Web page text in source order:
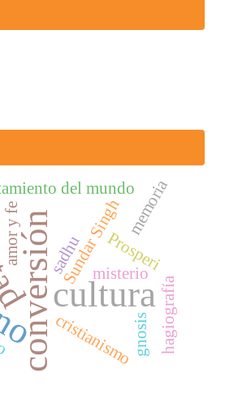
conversióncultura
Sundar SinghProsperi
cristianismo hagiografía
sadhu
del mundomemoria
gnosis
misterio
amor y fe